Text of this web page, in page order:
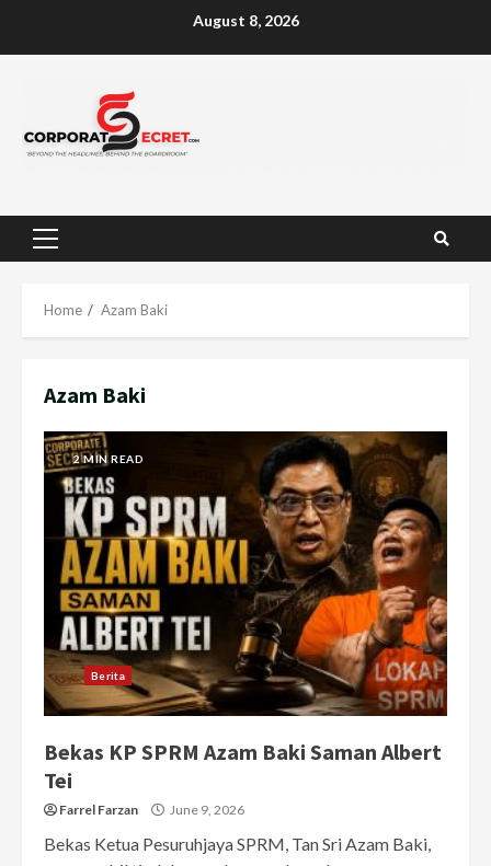
August 8, 2026
Primary
Home Azam Baki
Azam Baki
2 MIN READ
Berita
Bekas KP SPRM Azam Baki Saman Albert
Tei
Farrel Farzan June 9, 2026
Bekas Ketua Pesuruhjaya SPRM, Tan Sri Azam Baki,